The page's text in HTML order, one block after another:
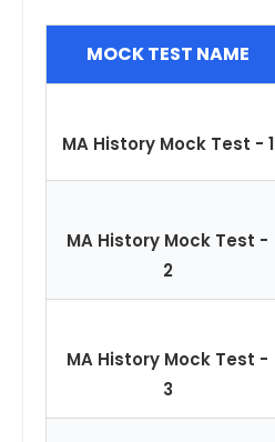
MOCK TEST NAME
MA History Mock Test - 1
MA History Mock Test -
2
MA History Mock Test -
3